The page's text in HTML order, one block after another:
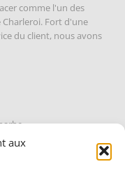
aux
comme l'un des
Fort d'une
du client, nous avons